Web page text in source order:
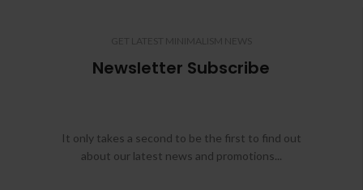
Newsletter Subscribe
It only takes a second to be the first to find out
about our latest news and promotions...